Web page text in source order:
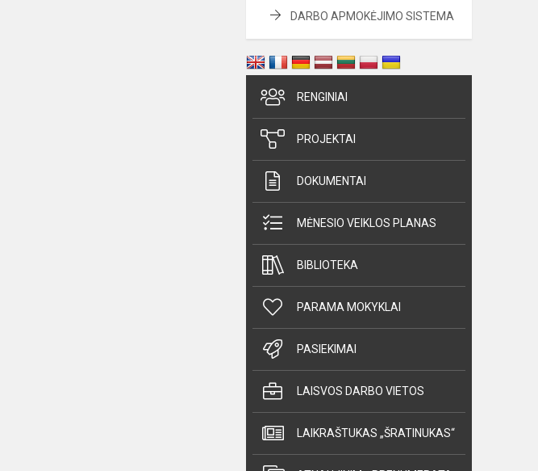
DARBO APMOKĖJIMO SISTEMA
RENGINIAI
PROJEKTAI
DOKUMENTAI
MĖNESIO VEIKLOS PLANAS
BIBLIOTEKA
PARAMA MOKYKLAI
PASIEKIMAI
LAISVOS DARBO VIETOS
LAIKRAŠTUKAS „ŠRATINUKAS“